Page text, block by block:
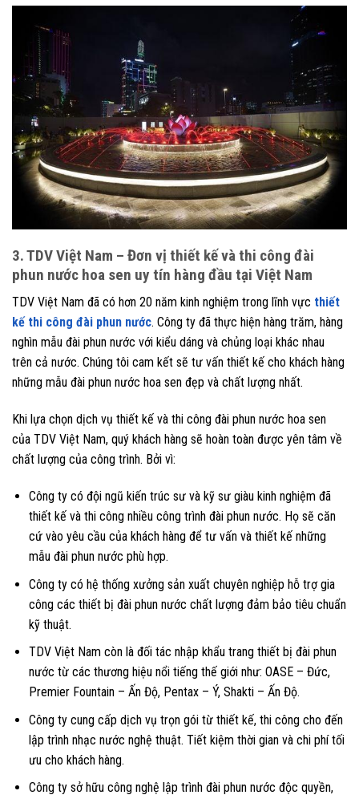
3. TDV Việt Nam – Đơn vị thiết kế và thi công đài
phun nước hoa sen uy tín hàng đầu tại Việt Nam
TDV Việt Nam đã có hơn 20 năm kinh nghiệm trong lĩnh vực thiết
kế thi công đài phun nước. Công ty đã thực hiện hàng trăm, hàng
nghìn mẫu đài phun nước với kiểu dáng và chủng loại khác nhau
trên cả nước. Chúng tôi cam kết sẽ tư vấn thiết kế cho khách hàng
những mẫu đài phun nước hoa sen đẹp và chất lượng nhất.
Khi lựa chọn dịch vụ thiết kế và thi công đài phun nước hoa sen
của TDV Việt Nam, quý khách hàng sẽ hoàn toàn được yên tâm về
chất lượng của công trình. Bởi vì:
Công ty có đội ngũ kiến trúc sư và kỹ sư giàu kinh nghiệm đã
thiết kế và thi công nhiều công trình đài phun nước. Họ sẽ căn
cứ vào yêu cầu của khách hàng để tư vấn và thiết kế những
mẫu đài phun nước phù hợp.
Công ty có hệ thống xưởng sản xuất chuyên nghiệp hỗ trợ gia
công các thiết bị đài phun nước chất lượng đảm bảo tiêu chuẩn
kỹ thuật.
TDV Việt Nam còn là đối tác nhập khẩu trang thiết bị đài phun
nước từ các thương hiệu nổi tiếng thế giới như: OASE – Đức,
Premier Fountain – Ấn Độ, Pentax – Ý, Shakti – Ấn Độ.
Công ty cung cấp dịch vụ trọn gói từ thiết kế, thi công cho đến
lập trình nhạc nước nghệ thuật. Tiết kiệm thời gian và chi phí tối
ưu cho khách hàng.
Công ty sở hữu công nghệ lập trình đài phun nước độc quyền,